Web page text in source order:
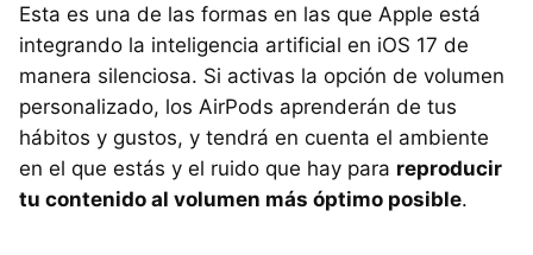
Esta es una de las formas en las que Apple está
integrando la inteligencia artificial en iOS 17 de
manera silenciosa. Si activas la opción de volumen
personalizado, los AirPods aprenderán de tus
hábitos y gustos, y tendrá en cuenta el ambiente
en el que estás y el ruido que hay para reproducir
tu contenido al volumen más óptimo posible.